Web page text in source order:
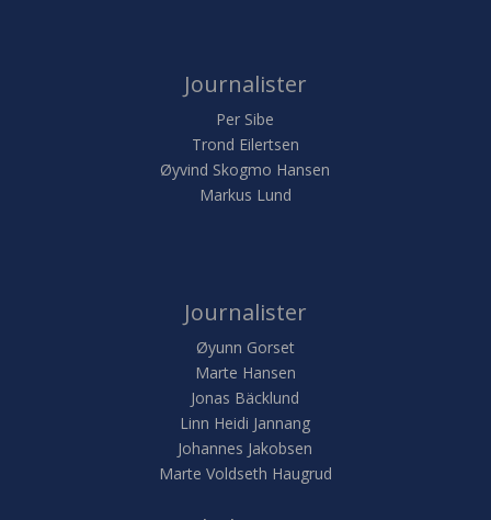
Journalister
Per Sibe
Trond Eilertsen
Øyvind Skogmo Hansen
Markus Lund
Journalister
Øyunn Gorset
Marte Hansen
Jonas Bäcklund
Linn Heidi Jannang
Johannes Jakobsen
Marte Voldseth Haugrud